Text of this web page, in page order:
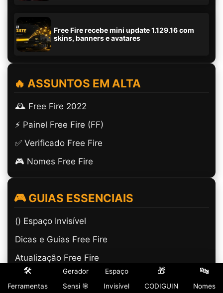
Free Fire recebe mini update 1.129.16 com
skins, banners e avatares
🔥 ASSUNTOS EM ALTA
🕰️ Free Fire 2022
⚡ Painel Free Fire (FF)
✅ Verificado Free Fire
🎮 Nomes Free Fire
🎮 GUIAS ESSENCIAIS
(ㅤ) Espaço Invisível
Dicas e Guias Free Fire
Atualização Free Fire
Calendário Semanal FF
🛠️
Ferramentas
Gerador
Sensi 🎯
Espaço
Invisível
🎁
CODIGUIN
🔤
Nomes